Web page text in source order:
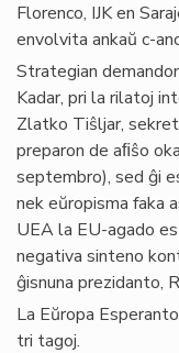
Florenco, IJK en
envolvita ankaŭ c-
Strategian
Kadar, pri la rilatoj
Zlatko Tiŝljar,
preparon de aﬁŝo
septembro), sed ĝi
nek eŭropisma faka
UEA la EU-agado
negativa sinteno
ĝisnuna prezidanto,
La Eŭropa
tri tagoj.